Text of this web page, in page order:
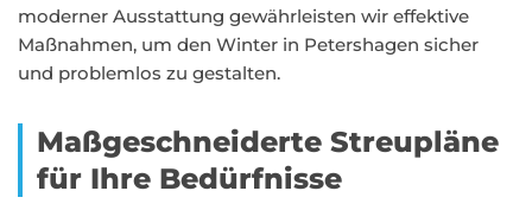
moderner Ausstattung gewährleisten wir effektive
Maßnahmen, um den Winter in Petershagen sicher
und problemlos zu gestalten.
Maßgeschneiderte Streupläne
für Ihre Bedürfnisse